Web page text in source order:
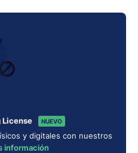
License NUEVO
y digitales con nuestros
información